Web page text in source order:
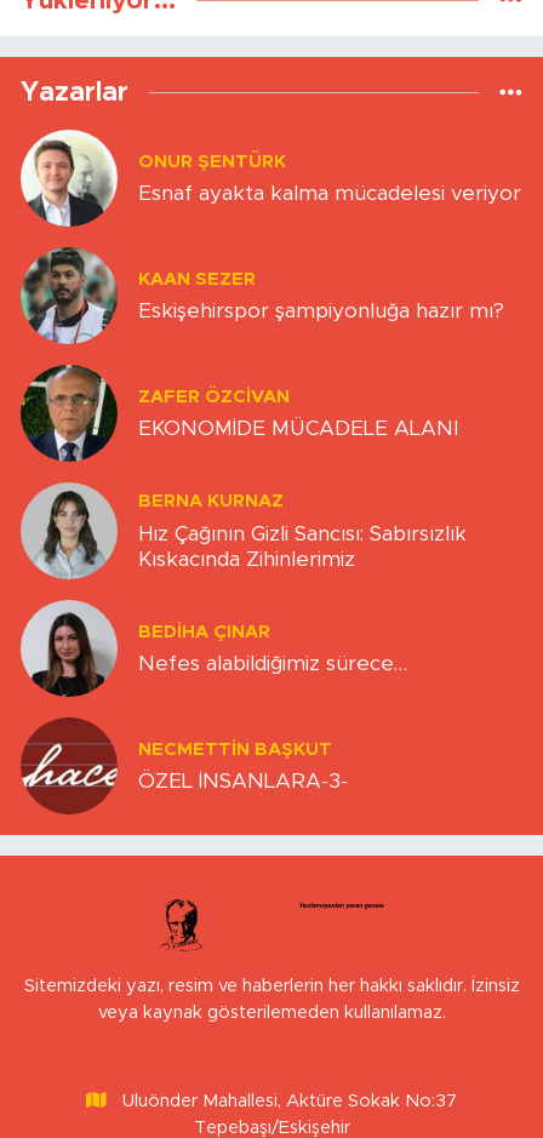
Yazarlar
ONUR ŞENTÜRK
Esnaf ayakta kalma mücadelesi veriyor
KAAN SEZER
Eskişehirspor şampiyonluğa hazır mı?
ZAFER ÖZCIVAN
EKONOMİDE MÜCADELE ALANI
BERNA KURNAZ
Hız Çağının Gizli Sancısı: Sabırsızlık
Kıskacında Zihinlerimiz
BEDIHA ÇINAR
Nefes alabildiğimiz sürece…
NECMETTIN BAŞKUT
ÖZEL İNSANLARA-3-
Sitemizdeki yazı, resim ve haberlerin her hakkı saklıdır. İzinsiz
veya kaynak gösterilemeden kullanılamaz.
Uluönder Mahallesi, Aktüre Sokak No:37
Tepebaşı/Eskişehir